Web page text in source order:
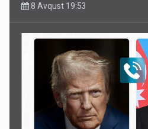
8 Avqust 19:53